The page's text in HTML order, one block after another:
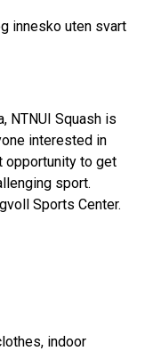
innesko uten svart
NTNUI Squash is
interested in
opportunity to get
sport.
Sports Center.
indoor